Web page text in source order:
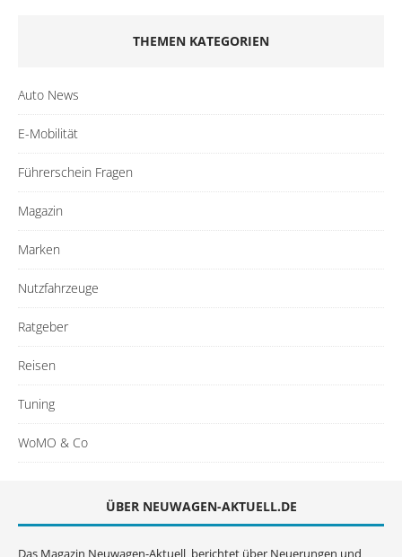
THEMEN KATEGORIEN
Auto News
E-Mobilität
Führerschein Fragen
Magazin
Marken
Nutzfahrzeuge
Ratgeber
Reisen
Tuning
WoMO & Co
ÜBER NEUWAGEN-AKTUELL.DE
Das Magazin Neuwagen-Aktuell berichtet über Neuerungen und